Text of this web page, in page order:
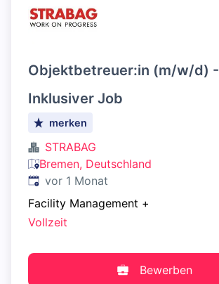
Objektbetreuer:in (m/w/d) -
Inklusiver Job
merken
STRABAG
Bremen, Deutschland
Veröffentlicht:
vor 1 Monat
Facility Management +
Vollzeit
Bewerben